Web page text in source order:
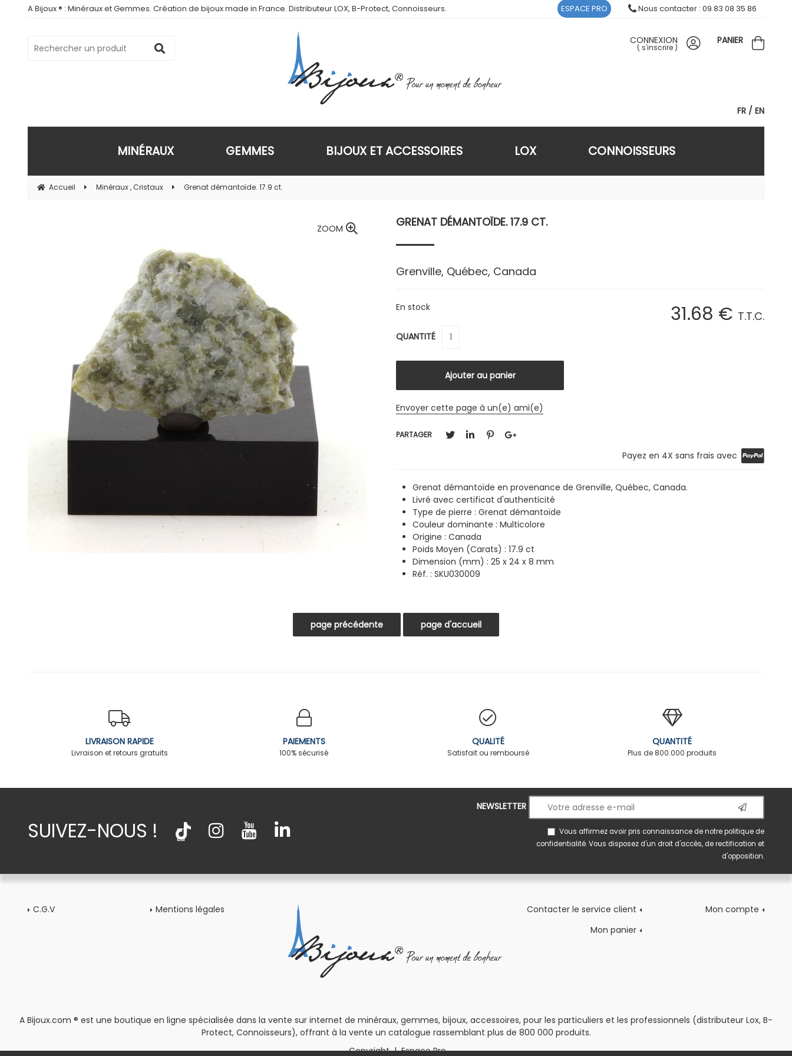
A Bijoux ® : Minéraux et Gemmes. Création de bijoux made in France. Distributeur LOX, B-Protect, Connoisseurs.
FR EN
CONNEXION
( s'inscrire )
PANIER
MINÉRAUX GEMMES BIJOUX ET ACCESSOIRES LOX CONNOISSEURS
Accueil Minéraux , Cristaux Grenat démantoïde. 17.9 ct.
ZOOM GRENAT DÉMANTOÏDE. 17.9 CT.
Grenville, Québec, Canada
31.68 € T.T.C.
En stock
QUANTITÉ
Envoyer cette page à un(e) ami(e)
PARTAGER
Payez en 4X sans frais avec
Grenat démantoïde en provenance de Grenville, Québec, Canada.
Livré avec certificat d'authenticité
Type de pierre : Grenat démantoïde
Couleur dominante : Multicolore
Origine : Canada
Poids Moyen (Carats) : 17.9 ct
Dimension (mm) : 25 x 24 x 8 mm
Réf. : SKU030009
ESPACE PRO Nous contacter : 09 83 08 35 86
LIVRAISON RAPIDE
Livraison et retours gratuits
PAIEMENTS
100% sécurisé
QUALITÉ
Satisfait ou remboursé
QUANTITÉ
Plus de 800.000 produits
SUIVEZ-NOUS !
NEWSLETTER
Vous affirmez avoir pris connaissance de notrepolitique de
confidentialité. Vous disposez d'un droit d'accès, de rectification et
d'opposition.
C.G.V Mentions légales Contacter le service client
Mon compte
Mon panier
A Bijoux.com ® est une boutique en ligne spécialisée dans la vente sur internet de minéraux, gemmes, bijoux, accessoires, pour les particuliers et les professionnels (distributeur Lox, B-
Protect, Connoisseurs), offrant à la vente un catalogue rassemblant plus de 800 000 produits.
Copyright|Espace Pro